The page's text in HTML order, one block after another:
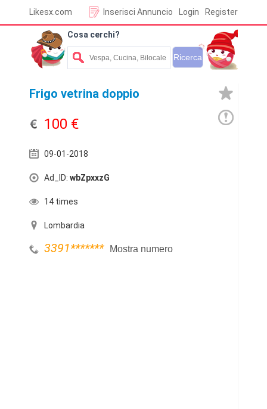
Likesx.com Login Register
Inserisci Annuncio
Cosa cerchi?
Frigo vetrina doppio
100 €
09-01-2018
Ad_ID: wbZpxxzG
14 times
Lombardia
3391******* Mostra numero